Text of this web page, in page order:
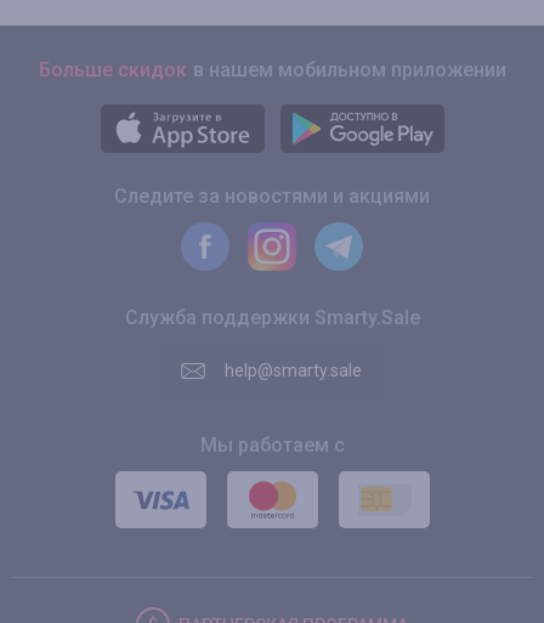
Больше скидок в нашем мобильном приложении
Следите за новостями и акциями
Служба поддержки Smarty.Sale
help@smarty.sale
Мы работаем с